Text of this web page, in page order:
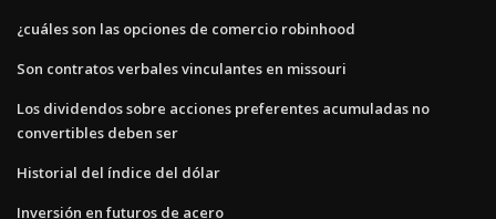
¿cuáles son las opciones de comercio robinhood
Son contratos verbales vinculantes en missouri
Los dividendos sobre acciones preferentes acumuladas no
convertibles deben ser
Historial del índice del dólar
Inversión en futuros de acero